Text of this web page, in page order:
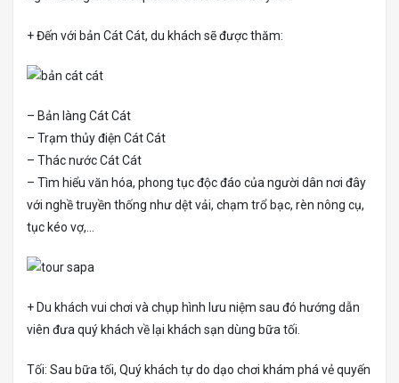
+ Đến với bản Cát Cát, du khách sẽ được thăm:
– Bản làng Cát Cát
– Trạm thủy điện Cát Cát
– Thác nước Cát Cát
– Tìm hiểu văn hóa, phong tục độc đáo của người dân nơi đây
với nghề truyền thống như dệt vải, chạm trổ bạc, rèn nông cụ,
tục kéo vợ,…
+ Du khách vui chơi và chụp hình lưu niệm sau đó hướng dẫn
viên đưa quý khách về lại khách sạn dùng bữa tối.
Tối: Sau bữa tối, Quý khách tự do dạo chơi khám phá vẻ quyến